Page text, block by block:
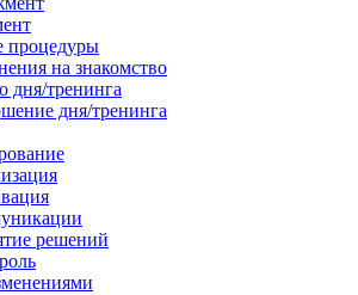
процедуры
на знакомство
дня/тренинга
дня/тренинга
решений